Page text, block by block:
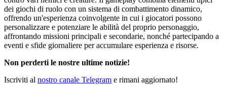
dei giochi di ruolo con un sistema di combattimento dinamico,
offrendo un'esperienza coinvolgente in cui i giocatori possono
personalizzare e potenziare le abilità del proprio personaggio,
affrontando missioni principali e secondarie, nonché partecipando a
eventi e sfide giornaliere per accumulare esperienza e risorse.
Non perderti le nostre ultime notizie!
Iscriviti al nostro canale Telegram e rimani aggiornato!